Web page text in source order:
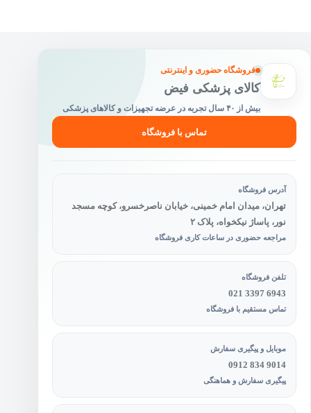
محصول
انتخاب
شوند
فروشگاه حضوری و اینترنتی
کالای پزشکی فیض
بیش از ۴۰ سال تجربه در عرضه تجهیزات و کالاهای پزشکی
تماس با فروشگاه
آدرس فروشگاه
تهران، میدان امام خمینی، خیابان ناصرخسرو، کوچه مسجد
نور، پاساژ نیکخواه، پلاک ۲
مراجعه حضوری در ساعات کاری فروشگاه
تلفن فروشگاه
021 3397 6943
تماس مستقیم با فروشگاه
موبایل و پیگیری سفارش
0912 834 9014
پیگیری سفارش و هماهنگی